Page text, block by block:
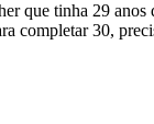
que tinha 29 anos
completar 30,